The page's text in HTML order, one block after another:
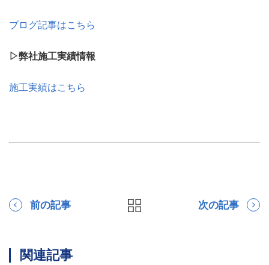
ブログ記事はこちら
▷弊社施工実績情報
施工実績はこちら
前の記事 次の記事
関連記事